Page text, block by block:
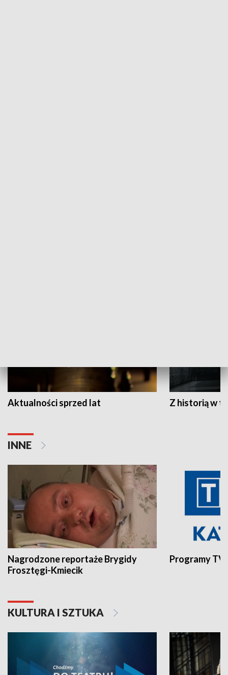
Aktualności sprzed lat Z historią w
INNE
Nagrodzone reportaże Brygidy
Frosztęgi-Kmiecik
Programy
KULTURA I SZTUKA